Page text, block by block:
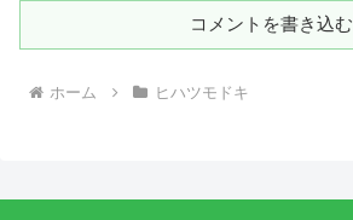
コメントを書き込む
ホーム ヒハツモドキ